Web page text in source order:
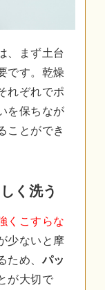
、まず土台
です。乾燥
れぞれでポ
を保ちなが
ことができ
く洗う
くこすらな
少ないと摩
ため、パッ
が大切で